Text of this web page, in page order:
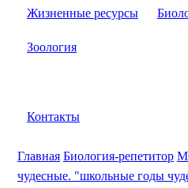
Жизненные ресурсы
Зоология
Контакты
Главная Биология-репетитор
чудесные. "школьные годы